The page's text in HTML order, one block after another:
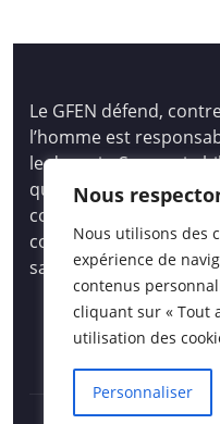
Nous
Nous utilisons des
expérience de
contenus
cliquant sur « Tout
utilisation des
Personnaliser
Le GFEN défend,
l’homme est
le devenir. Son pari
que tous les hommes,
comme les peuples,
comprendre et créer,
savoir vivant et